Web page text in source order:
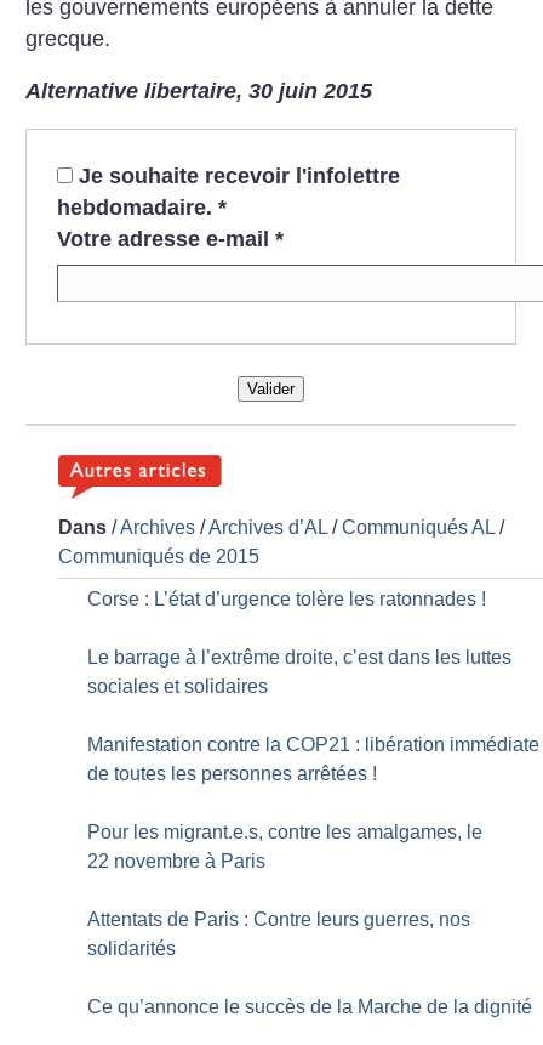
les gouvernements européens à annuler la dette
grecque.
Alternative libertaire, 30 juin 2015
Je souhaite recevoir l'infolettre
hebdomadaire. *
Votre adresse e-mail *
Valider
Dans /Archives /Archives d’AL /Communiqués AL /
Communiqués de 2015
Corse : L’état d’urgence tolère les ratonnades !
Le barrage à l’extrême droite, c’est dans les luttes
sociales et solidaires
Manifestation contre la COP21 : libération immédiate
de toutes les personnes arrêtées !
Pour les migrant.e.s, contre les amalgames, le
22 novembre à Paris
Attentats de Paris : Contre leurs guerres, nos
solidarités
Ce qu’annonce le succès de la Marche de la dignité